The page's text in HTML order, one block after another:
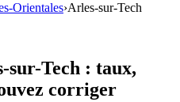
Orientales›Arles-sur-Tech
sur-Tech : taux,
corriger